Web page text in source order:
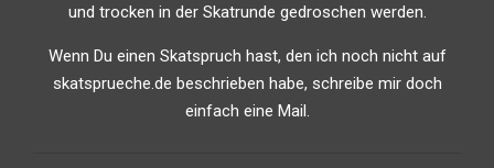
und trocken in der Skatrunde gedroschen werden.
Wenn Du einen Skatspruch hast, den ich noch nicht auf
skatsprueche.de beschrieben habe, schreibe mir doch
einfach eine Mail.